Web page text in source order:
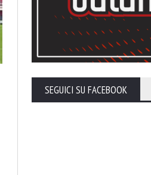
Il calendario del Foggia stagione
2026-27SEGUICI SU FACEBOOK